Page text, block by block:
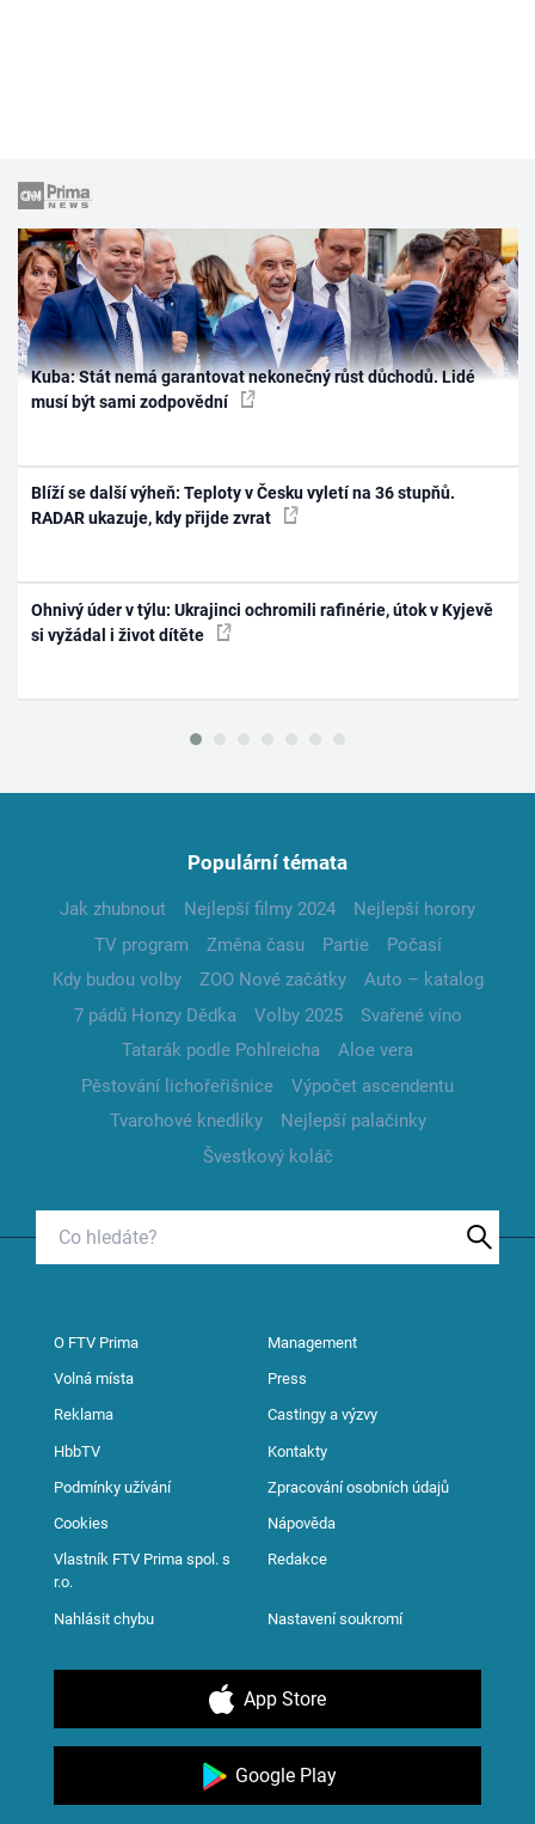
Kuba: Stát nemá garantovat nekonečný růst důchodů. Lidé
musí být sami zodpovědní
Blíží se další výheň: Teploty v Česku vyletí na 36 stupňů.
RADAR ukazuje, kdy přijde zvrat
Ohnivý úder v týlu: Ukrajinci ochromili rafinérie, útok v Kyjevě
si vyžádal i život dítěte
Populární témata
Jak zhubnout Nejlepší filmy 2024
Nejlepší horory
TV program
Změna času Partie
Počasí
Kdy budou volby
ZOO Nové začátky
Auto – katalog
7 pádů Honzy Dědka
Volby 2025
Svařené víno
Tatarák podle Pohlreicha
Aloe vera
Pěstování lichořeřišnice
Výpočet ascendentu
Tvarohové knedlíky
Nejlepší palačinky
Švestkový koláč
O FTV Prima Management
Volná místa Press
Reklama Castingy a výzvy
HbbTV Kontakty
Podmínky užívání Zpracování osobních údajů
Cookies Nápověda
Vlastník FTV Prima spol. s
r.o.
Redakce
Nahlásit chybu Nastavení soukromí
App Store
Google Play